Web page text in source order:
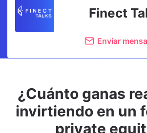
Finect
Enviar
¿Cuánto ganas
invirtiendo en un
private